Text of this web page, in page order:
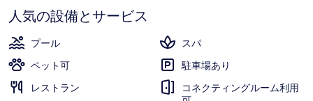
写
真
ギ
ャ
9.6、
お
客
に
好
ら
人気の設備とサービス
プール
スパ
ペット可
駐車場あり
レストラン
コネクティングルーム利用